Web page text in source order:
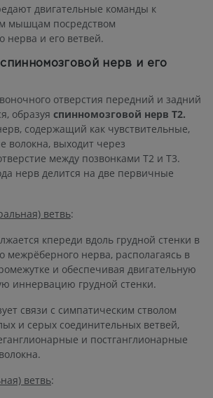
двигательные команды к
мышцам посредством
нерва и его ветвей.
нерв и его
отверстия передний и задний
образуя спинномозговой нерв T2.
содержащий как чувствительные,
волокна, выходит через
между позвонками T2 и T3.
нерв делится на две первичные
ветвь:
кпереди вдоль грудной стенки в
межрёберного нерва, располагаясь в
и обеспечивая двигательную
иннервацию грудной стенки.
связи с симпатическим стволом
и серых соединительных ветвей,
и постганглионарные
ветвь: